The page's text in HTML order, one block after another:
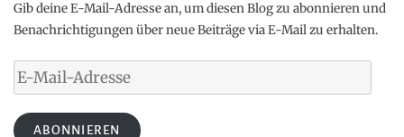
Gib deine E-Mail-Adresse an, um diesen Blog zu abonnieren und
Benachrichtigungen über neue Beiträge via E-Mail zu erhalten.
E-
Mail-
Adresse
ABONNIEREN